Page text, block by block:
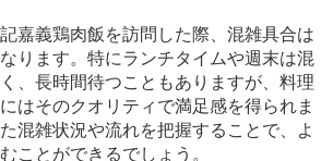
義鶏肉飯を訪問した際、混雑具合は
ります。特にランチタイムや週末は混
、長時間待つこともありますが、料理
はそのクオリティで満足感を得られま
混雑状況や流れを把握することで、よ
ことができるでしょう。